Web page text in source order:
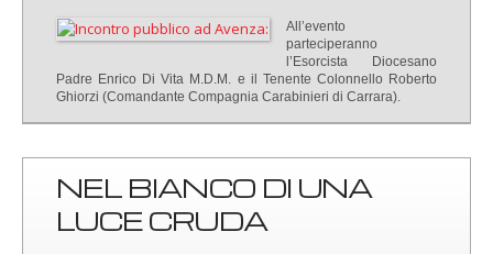
All’evento
parteciperanno
l’Esorcista Diocesano
Padre Enrico Di Vita M.D.M. e il Tenente Colonnello Roberto
Ghiorzi (Comandante Compagnia Carabinieri di Carrara).
NEL BIANCO DI UNA
LUCE CRUDA